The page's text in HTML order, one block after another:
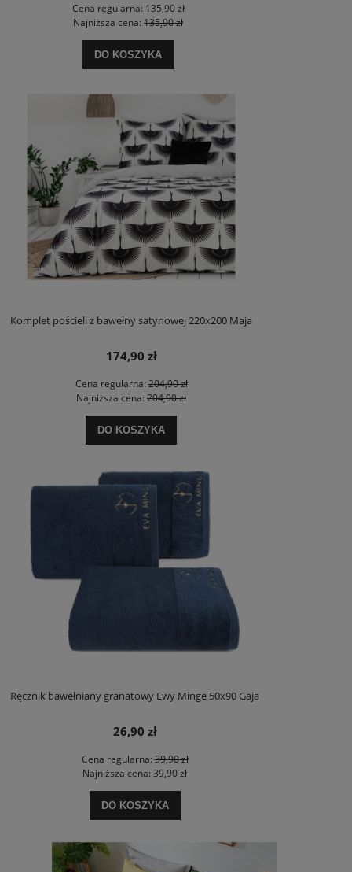
Cena regularna:135,90 zł
Najniższa cena: 135,90 zł
DO KOSZYKA
Komplet pościeli z bawełny satynowej 220x200 Maja
174,90 zł
Cena regularna:204,90 zł
Najniższa cena: 204,90 zł
DO KOSZYKA
Ręcznik bawełniany granatowy Ewy Minge 50x90 Gaja
26,90 zł
Cena regularna:39,90 zł
Najniższa cena: 39,90 zł
DO KOSZYKA